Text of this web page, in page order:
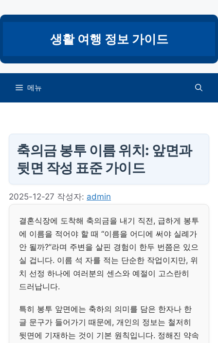
텐
건
너
생활 여행 정보 가이드
메뉴
축의금 봉투 이름 위치: 앞면과
뒷면 작성 표준 가이드
2025-12-27 작성자: admin
결혼식장에 도착해 축의금을 내기 직전, 급하게 봉투
에 이름을 적어야 할 때 “이름을 어디에 써야 실례가
안 될까?”라며 주변을 살핀 경험이 한두 번쯤은 있으
실 겁니다. 이름 석 자를 적는 단순한 작업이지만, 위
치 선정 하나에 여러분의 센스와 예절이 고스란히
드러납니다.
특히 봉투 앞면에는 축하의 의미를 담은 한자나 한
글 문구가 들어가기 때문에, 개인의 정보는 철저히
뒷면에 기재하는 것이 기본 원칙입니다. 정해진 약속